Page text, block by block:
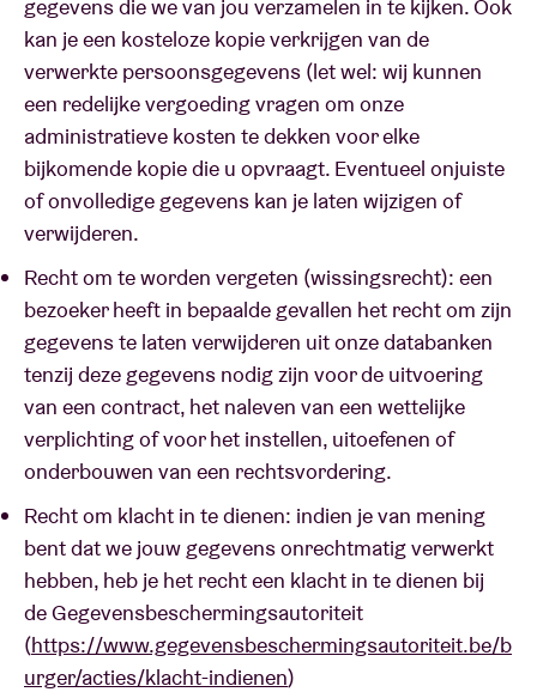
gegevens die we van jou verzamelen in te kijken. Ook
kan je een kosteloze kopie verkrijgen van de
verwerkte persoonsgegevens (let wel: wij kunnen
een redelijke vergoeding vragen om onze
administratieve kosten te dekken voor elke
bijkomende kopie die u opvraagt. Eventueel onjuiste
of onvolledige gegevens kan je laten wijzigen of
verwijderen.
Recht om te worden vergeten (wissingsrecht): een
bezoeker heeft in bepaalde gevallen het recht om zijn
gegevens te laten verwijderen uit onze databanken
tenzij deze gegevens nodig zijn voor de uitvoering
van een contract, het naleven van een wettelijke
verplichting of voor het instellen, uitoefenen of
onderbouwen van een rechtsvordering.
Recht om klacht in te dienen: indien je van mening
bent dat we jouw gegevens onrechtmatig verwerkt
hebben, heb je het recht een klacht in te dienen bij
de Gegevensbeschermingsautoriteit
(https://www.gegevensbeschermingsautoriteit.be/b
urger/acties/klacht-indienen)